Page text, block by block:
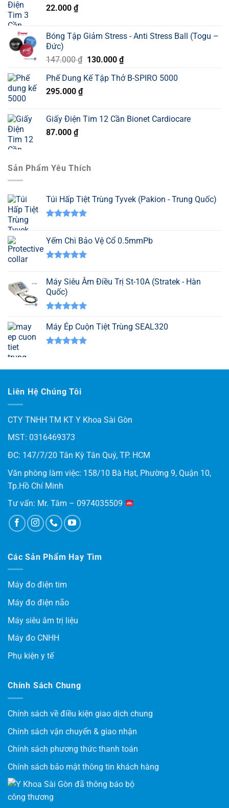
22.000 ₫
Bóng Tập Giảm Stress - Anti Stress Ball (Togu –
Đức)
147.000₫ Giá
là:
130.000 ₫Giá
tại
Phế Dung Kế Tập Thở B-SPIRO 5000
295.000 ₫
Giấy Điện Tim 12 Cần Bionet Cardiocare
87.000 ₫
Sản Phẩm Yêu Thích
Túi Hấp Tiệt Trùng Tyvek (Pakion - Trung Quốc)
5 sao
Yếm Chì Bảo Vệ Cổ 0.5mmPb
5 sao
Máy Siêu Âm Điều Trị St-10A (Stratek - Hàn
Quốc)
hạng5.00
Máy Ép Cuộn Tiệt Trùng SEAL320
5 sao
Liên Hệ Chúng Tôi
CTY TNHH TM KT Y Khoa Sài Gòn
MST: 0316469373
ĐC: 147/7/20 Tân Kỳ Tân Quý, TP. HCM
Văn phòng làm việc: 158/10 Bà Hạt, Phường 9, Quận 10,
Tp.Hồ Chí Minh
Tư vấn: Mr. Tâm – 0974035509
Các Sản Phẩm Hay Tìm
Máy đo điện tim
Máy đo điện não
Máy siêu âm trị liệu
Máy đo CNHH
Phụ kiện y tế
Chính Sách Chung
Chính sách về điều kiện giao dịch chung
Chính sách vận chuyển & giao nhận
Chính sách phương thức thanh toán
Chính sách bảo mật thông tin khách hàng